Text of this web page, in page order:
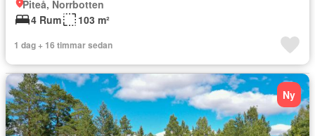
Piteå, Norrbotten
4 Rum
103 m²
1 dag + 16 timmar sedan
Ny